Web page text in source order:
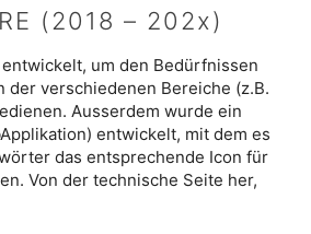
(2018 – 202x)
um den Bedürfnissen
der verschiedenen Bereiche (z.B.
Ausserdem wurde ein
entwickelt, mit dem es
das entsprechende Icon für
Von der technische Seite her,